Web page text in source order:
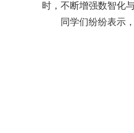
时，不断增强数智化
同学们纷纷表示